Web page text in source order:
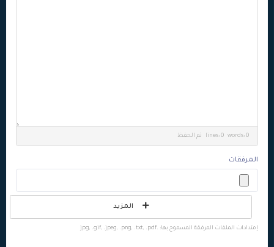
lines: 0 words: 0 تم الحفظ
المرفقات
المزيد
إمتدادات الملفات المرفقة المسموح بها: .jpg, .gif, .jpeg, .png, .txt, .pdf